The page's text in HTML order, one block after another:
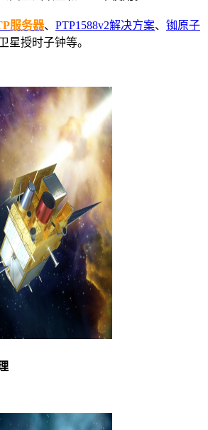
服务器、 PTP1588v2解决方案、 铷原子
星授时子钟等。